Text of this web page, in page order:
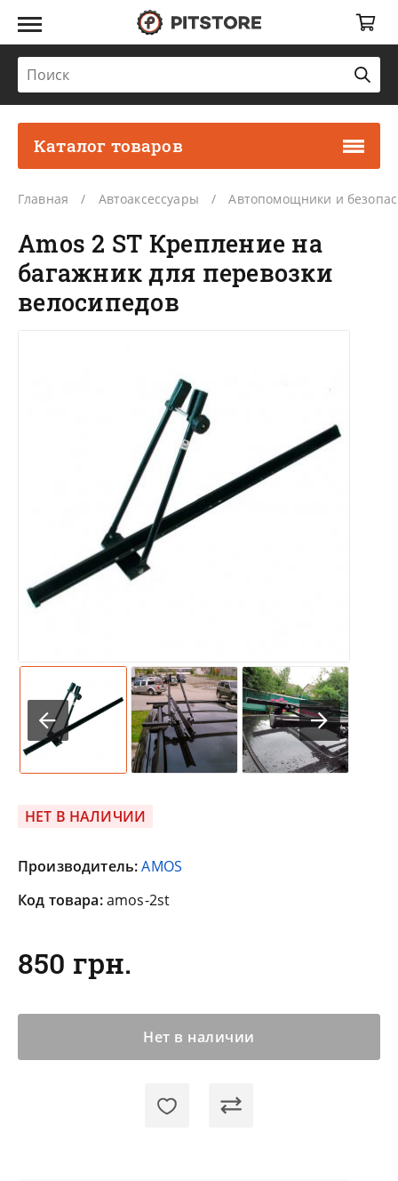
Каталог товаров
Главная Автоаксессуары Автопомощники и
Amos 2 ST Крепление на
багажник для перевозки
велосипедов
НЕТ В НАЛИЧИИ
Производитель:AMOS
Код товара:amos-2st
850 грн.
Нет в наличии